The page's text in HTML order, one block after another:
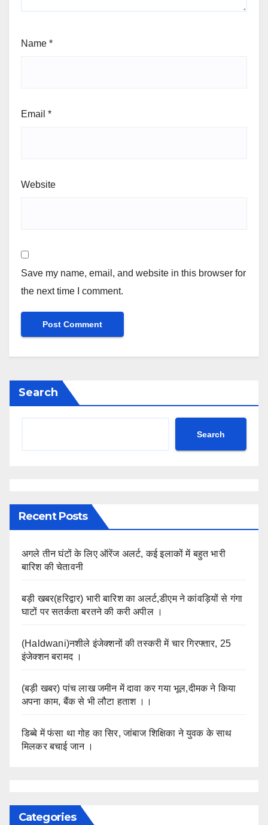
Name *
Email *
Website
Save my name, email, and website in this browser for
the next time I comment.
Search
Search
Recent Posts
अगले तीन घंटों के लिए ऑरेंज अलर्ट, कई इलाकों में बहुत भारी
बारिश की चेतावनी
बड़ी खबर(हरिद्वार) भारी बारिश का अलर्ट,डीएम ने कांवड़ियों से गंगा
घाटों पर सतर्कता बरतने की करी अपील ।
(Haldwani)नशीले इंजेक्शनों की तस्करी में चार गिरफ्तार, 25
इंजेक्शन बरामद ।
(बड़ी खबर) पांच लाख जमीन में दावा कर गया भूल,दीमक ने किया
अपना काम, बैंक से भी लौटा हताश ।।
डिब्बे में फंसा था गोह का सिर, जांबाज शिक्षिका ने युवक के साथ
मिलकर बचाई जान ।
Categories